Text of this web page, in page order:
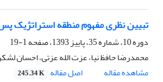
تبیین نظری مفهوم منطقه استراتژیک
دوره 10، شماره 35، پاییز 1393، صفحه
1-19
محمدرضا حافظ‌ نیا، عزت الله عزتی، احسان
مشاهده مقاله
اصل مقاله 245.34 K